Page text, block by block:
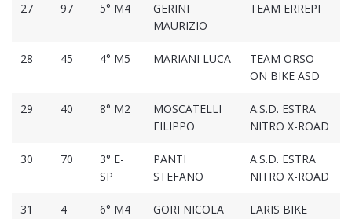
27 97 5° M4
GERINI
MAURIZIO
TEAM ERREPI
28 45 4° M5 MARIANI LUCA
TEAM ORSO
ON BIKE ASD
29 40 8° M2
MOSCATELLI
FILIPPO
A.S.D. ESTRA
NITRO X-ROAD
30 70
3° E-
SP
PANTI
STEFANO
A.S.D. ESTRA
NITRO X-ROAD
31 4 6° M4 GORI NICOLA LARIS BIKE